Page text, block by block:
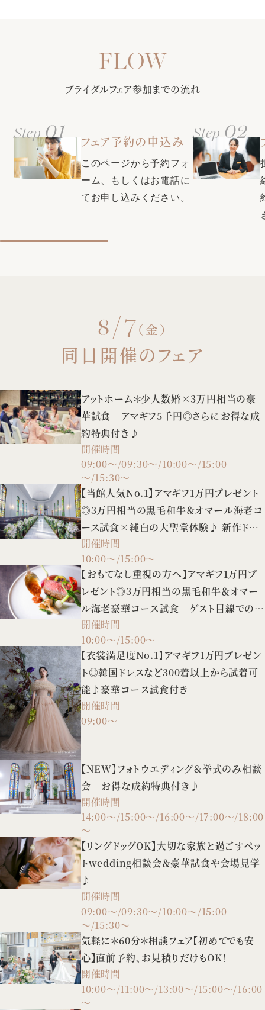
【口コミで衣裳満足度1位の式場★県内最大級衣裳サロンをご
案内】自由に選べる圧巻の300着。全国約40のグループ式場
から取り寄せ可能＆新たに話題の韓国ドレスや人気ブランド
ドレスも入荷！おふたりの運命の1着が見つかります♪
び頂ける料理はゲストからも大好評♪料理長との打ち合わせで
更に全館バリアフリー・親族控室・ゲスト控室・着付室（ヘ
クチコミで本番満足度1位・衣装満足度1位・コストパフォー
マンス部門1位の式場に選ばれた同会場。素敵な結婚式をお得
に叶える特典も充実♪お気軽にプランナーにお問い合わせくだ
さい。
ブライダルフェア参加までの流れ
Step 01 フェア予約の申込み
このページから予約フォ
ーム、もしくはお電話に
てお申し込みください。
Step 02
8/7（金）
同日開催のフェア
アットホーム＊少人数婚×3万円相当の豪
華試食 アマギフ5千円◎さらにお得な成
約特典付き♪
開催時間
09:00～/09:30～/10:00～/15:00
～/15:30～
【当館人気No.1】アマギフ1万円プレゼント
◎3万円相当の黒毛和牛＆オマール海老コ
ース試食×純白の大聖堂体験♪ 新作ドレ
スの試着や3タイプの会場案内など、憧れ
花嫁FULL体験BIGフェア！
開催時間
10:00～/15:00～
【おもてなし重視の方へ】アマギフ1万円プ
レゼント◎3万円相当の黒毛和牛＆オマー
ル海老豪華コース試食 ゲスト目線での会
場見学も♪
開催時間
10:00～/15:00～
【衣裳満足度No.1】アマギフ1万円プレゼン
ト◎韓国ドレスなど300着以上から試着可
能♪豪華コース試食付き
開催時間
09:00～
【NEW】フォトウエディング&挙式のみ相談
会 お得な成約特典付き♪
開催時間
14:00～/15:00～/16:00～/17:00～/18:00
～
【リングドッグOK】大切な家族と過ごすペッ
トwedding相談会＆豪華試食や会場見学
♪
開催時間
09:00～/09:30～/10:00～/15:00
～/15:30～
気軽に＊60分＊相談フェア【初めてでも安
心】直前予約、お見積りだけもOK！
開催時間
10:00～/11:00～/13:00～/15:00～/16:00
～